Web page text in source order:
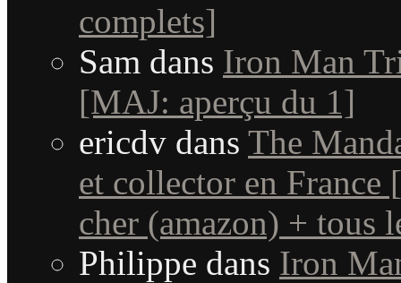
complets]
Sam dans Iron Man
[MAJ: aperçu du 1]
ericdv dans The
et collector en
cher (amazon) + tous
Philippe dans Iron